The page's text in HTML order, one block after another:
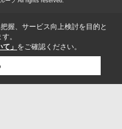
握、サービス向上検討を目的と
。
」 をご確認ください。